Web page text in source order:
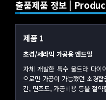
출품제품 정보 |
제품 1
초경/세라믹 가공용 엔드밀
자체 개발한 특수 울트라 다이
으로만 가공이 가능했던 초경
간, 면조도, 가공비용 등을 절약